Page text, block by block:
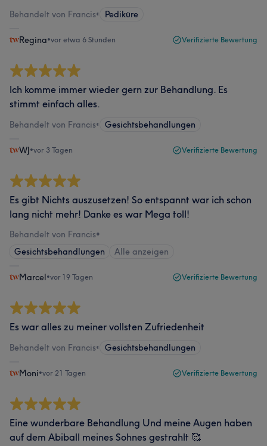
Behandelt von Francis• Pediküre
Regina•vor etwa 6 Stunden Verifizierte Bewertung
Ich komme immer wieder gern zur Behandlung. Es
stimmt einfach alles.
Behandelt von Francis• Gesichtsbehandlungen
WJ•vor 3 Tagen Verifizierte Bewertung
Es gibt Nichts auszusetzen! So entspannt war ich schon
lang nicht mehr! Danke es war Mega toll!
Behandelt von Francis•
Gesichtsbehandlungen
Alle anzeigen
Marcel•vor 19 Tagen Verifizierte Bewertung
Es war alles zu meiner vollsten Zufriedenheit
Behandelt von Francis• Gesichtsbehandlungen
Moni•vor 21 Tagen Verifizierte Bewertung
Eine wunderbare Behandlung Und meine Augen haben
auf dem Abiball meines Sohnes gestrahlt 🥰